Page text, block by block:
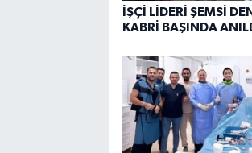
İŞÇİ LİDERİ ŞEMSİ
KABRİ BAŞINDA